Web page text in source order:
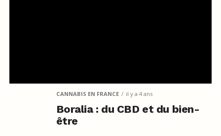
CANNABIS EN FRANCE il y a 4 ans
Boralia : du CBD et du bien-
être